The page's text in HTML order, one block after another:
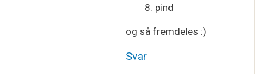
8. pind
og så fremdeles :)
Svar